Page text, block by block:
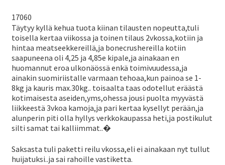
17060
Täytyy kyllä kehua tuota kiinan tilausten nopeutta,tuli
toisella kertaa viikossa ja toinen tilaus 2vkossa,kotiin ja
hintaa meatseekkereillä,ja bonecrushereilla kotiin
saapuneena oli 4,25 ja 4,85e kipale,ja ainakaan en
huomannut eroa ulkonäössä enkä toimivuudessa,ja
ainakin suomiriistalle varmaan tehoaa,kun painoa se 1-
8kg ja kauris max.30kg.. toisaalta taas odotellut eräästä
kotimaisesta aseiden,yms,ohessa jousi puolta myyvästä
liikkeestä 3vkoa kamoja,ja pari kertaa kysellyt perään,ja
alunperin piti olla hyllys verkkokaupassa heti,ja postikulut
silti samat tai kalliimmat..�
Saksasta tuli paketti reilu vkossa,eli ei ainakaan nyt tullut
huijatuksi..ja sai rahoille vastiketta.